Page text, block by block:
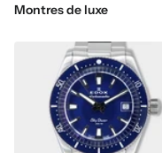
Montres de luxe